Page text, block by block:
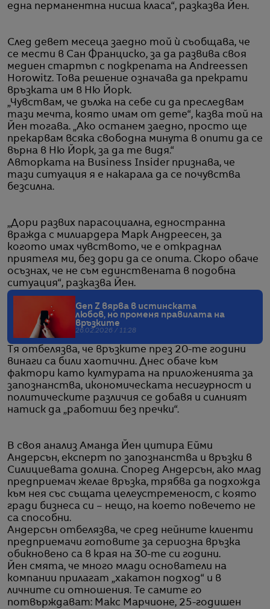
една перманентна нисша класа“, разказва Йен.
След девет месеца заедно той ѝ съобщава, че
се мести в Сан Франциско, за да развива своя
медиен стартъп с подкрепата на Andreessen
Horowitz. Това решение означава да прекрати
връзката им в Ню Йорк.
„Чувствам, че дължа на себе си да преследвам
тази мечта, която имам от дете“, казва той на
Йен тогава. „Ако останем заедно, просто ще
прекарвам всяка свободна минута в опити да се
върна в Ню Йорк, за да те видя.“
Авторката на Business Insider признава, че
тази ситуация я е накарала да се почувства
безсилна.
„Дори развих парасоциална, едностранна
вражда с милиардера Марк Андреесен, за
когото имах чувството, че е откраднал
приятеля ми, без дори да се опита. Скоро обаче
осъзнах, че не съм единствената в подобна
ситуация“, разказва Йен.
Gen Z вярва в истинската
любов, но променя правилата на
връзките
26.02.2026 / 11:28
Тя отбелязва, че връзките през 20-те години
винаги са били хаотични. Днес обаче към
фактори като културата на приложенията за
запознанства, икономическата несигурност и
политическите различия се добавя и силният
натиск да „работиш без пречки“.
В своя анализ Аманда Йен цитира Ейми
Андерсън, експерт по запознанства и връзки в
Силициевата долина. Според Андерсън, ако млад
предприемач желае връзка, трябва да подхожда
към нея със същата целеустременост, с която
гради бизнеса си – нещо, на което повечето не
са способни.
Андерсън отбелязва, че сред нейните клиенти
предприемачи готовите за сериозна връзка
обикновено са в края на 30-те си години.
Йен смята, че много млади основатели на
компании прилагат „хакатон подход“ и в
личните си отношения. Те самите го
потвърждават: Макс Марчионе, 25-годишен